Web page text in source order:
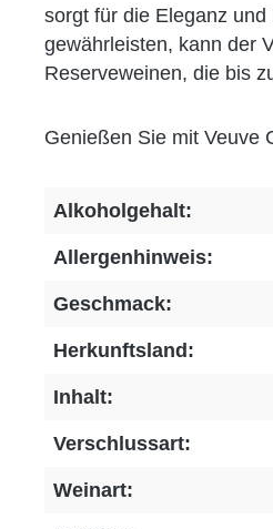
sorgt für die Eleganz
gewährleisten, kann der
Reserveweinen, die bis
Genießen Sie mit Veuve
Alkoholgehalt:
Allergenhinweis:
Geschmack:
Herkunftsland:
Inhalt:
Verschlussart:
Weinart: